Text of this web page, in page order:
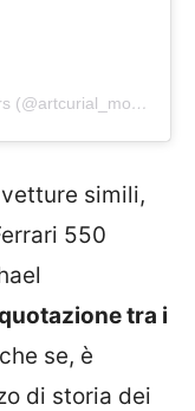
Un post condiviso da Artcurial Motorcars (@artcurial_motorcars)
simili,
550
tra i
se, è
di storia dei